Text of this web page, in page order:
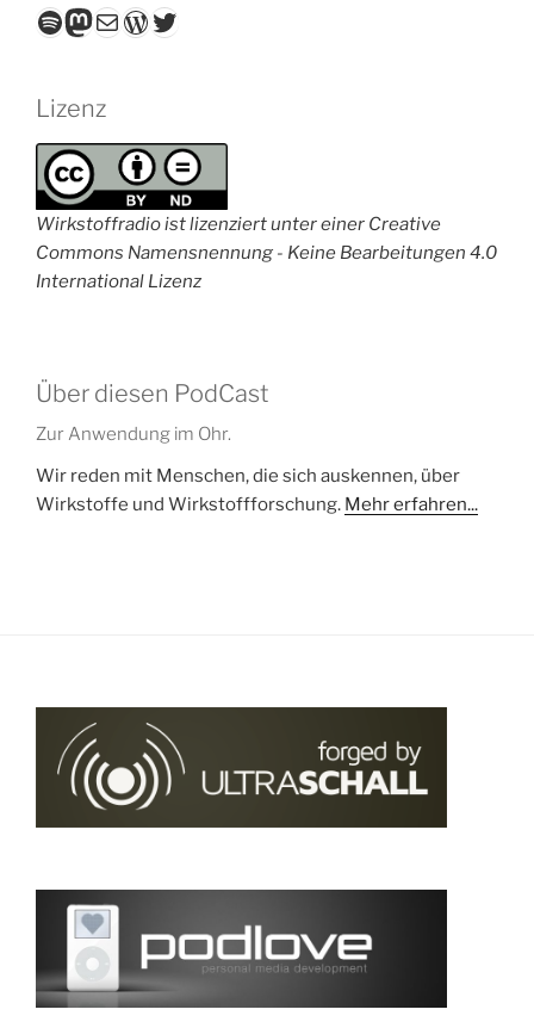
Spotify
Mastodon
E-MailWordPress
Twitter
Lizenz
Wirkstoffradio ist lizenziert unter einer Creative
Commons Namensnennung - Keine Bearbeitungen 4.0
International Lizenz
Über diesen PodCast
Zur Anwendung im Ohr.
Wir reden mit Menschen, die sich auskennen, über
Wirkstoffe und Wirkstoffforschung. Mehr erfahren...